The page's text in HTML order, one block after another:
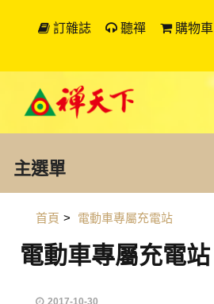
訂雜誌 聽禪 購物車
主選單
首頁 > 電動車專屬充電站
電動車專屬充電站
2017-10-30